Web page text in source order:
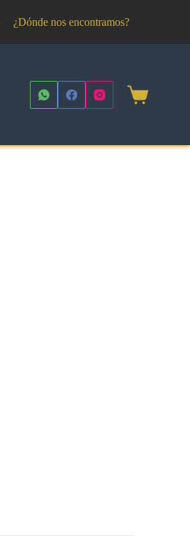
¿Dónde nos encontramos?
Shopping